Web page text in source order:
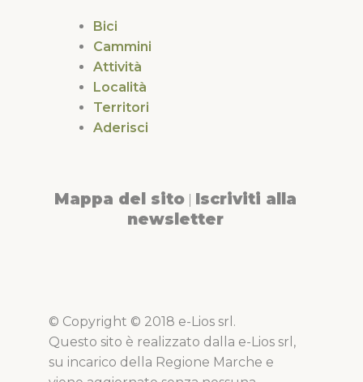
Bici
Cammini
Attività
Località
Territori
Aderisci
Mappa del sito Iscriviti alla
newsletter
© Copyright © 2018 e-Lios srl.
Questo sito è realizzato dalla e-Lios srl,
su incarico della Regione Marche e